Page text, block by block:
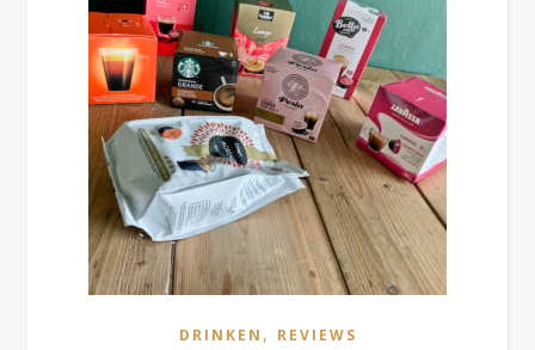
DRINKEN , REVIEWS